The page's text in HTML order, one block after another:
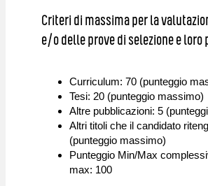
Criteri di massima per la
e/o delle prove di selezione e loro
Curriculum: 70 (punteggio
Tesi: 20 (punteggio massimo)
Altre pubblicazioni: 5
Altri titoli che il candidato
(punteggio massimo)
Punteggio Min/Max
max: 100